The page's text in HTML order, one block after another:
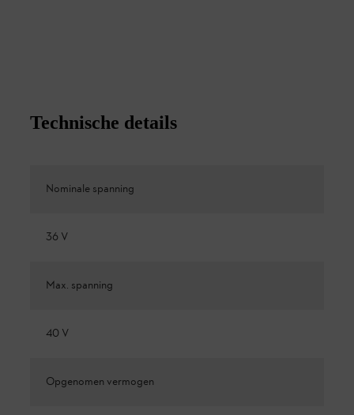
Technische details
Nominale spanning
36 V
Max. spanning
40 V
Opgenomen vermogen